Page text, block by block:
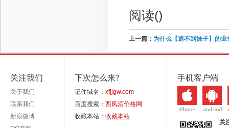
阅读()
上一篇： 为什么【追不到妹子】的
关注我们
关于我们
联系我们
新浪微博
下次怎么来?
记住域名： xfjjgw.com
百度搜索： 西凤酒价格网
收藏本站： 收藏本站
手机客户端
关